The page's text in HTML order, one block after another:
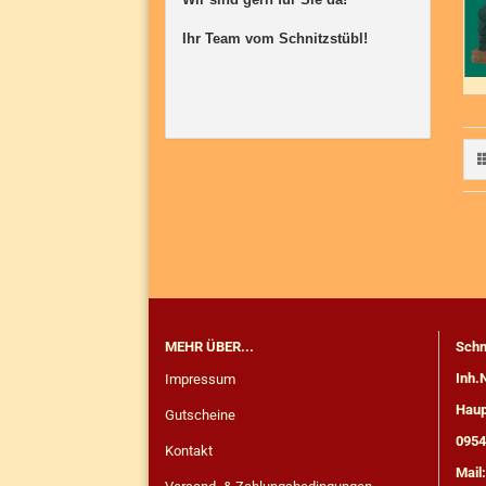
Ihr Team vom Schnitzstübl!
MEHR ÜBER...
Impressum
Gutscheine
Kontakt